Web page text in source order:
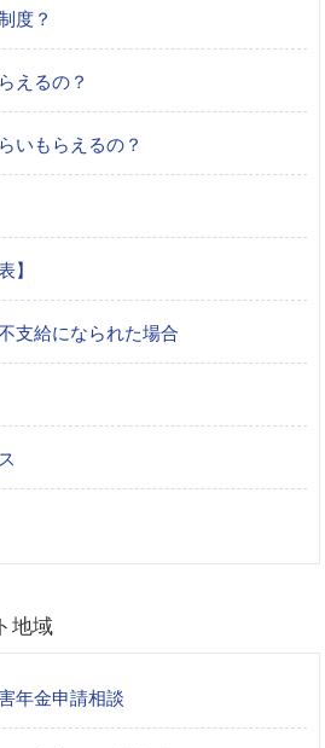
度？
えるの？
いもらえるの？
】
支給になられた場合
地域
年金申請相談